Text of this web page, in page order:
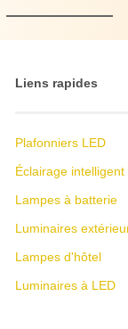
Liens rapides
Plafonniers LED
Éclairage intelligent
Lampes à batterie
Luminaires
Lampes d'hôtel
Luminaires à LED